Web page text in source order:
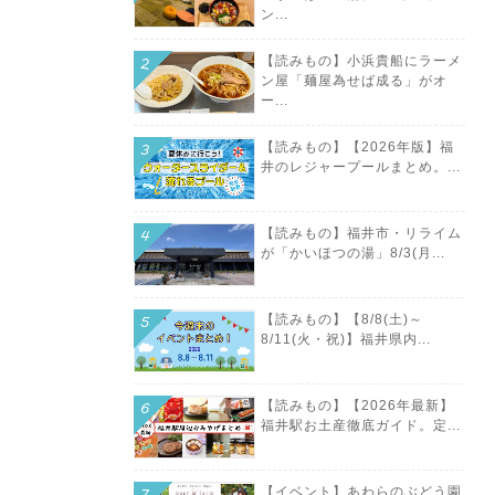
ン...
【読みもの】小浜貴船にラーメ
ン屋「麺屋為せば成る」がオ
ー...
【読みもの】【2026年版】福
井のレジャープールまとめ。...
【読みもの】福井市・リライム
が「かいほつの湯」8/3(月...
【読みもの】【8/8(土)～
8/11(火・祝)】福井県内...
【読みもの】【2026年最新】
福井駅お土産徹底ガイド。定...